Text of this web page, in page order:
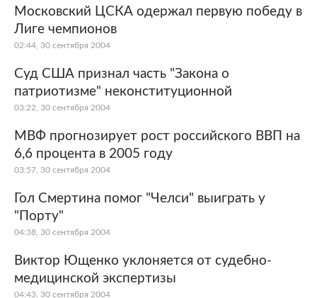
Московский ЦСКА одержал первую победу в
Лиге чемпионов
02:44, 30 сентября 2004
Суд США признал часть "Закона о
патриотизме" неконституционной
03:22, 30 сентября 2004
МВФ прогнозирует рост российского ВВП на
6,6 процента в 2005 году
03:57, 30 сентября 2004
Гол Смертина помог "Челси" выиграть у
"Порту"
04:38, 30 сентября 2004
Виктор Ющенко уклоняется от судебно-
медицинской экспертизы
04:43, 30 сентября 2004